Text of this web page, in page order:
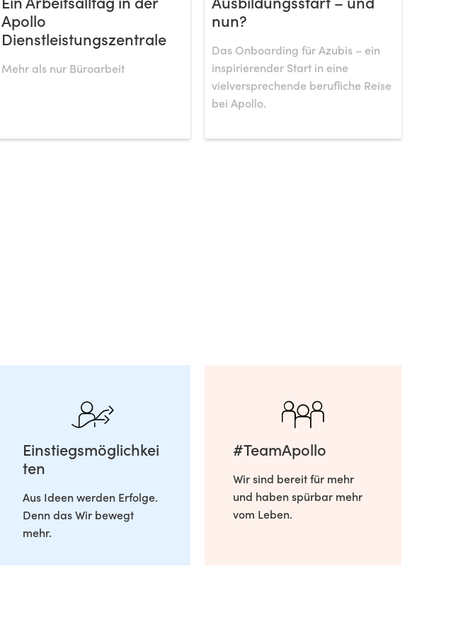
Ein Arbeitsalltag in der
Apollo
Dienstleistungszentrale
Mehr als nur Büroarbeit
Ausbildungsstart – und
nun?
Das Onboarding für Azubis – ein
inspirierender Start in eine
vielversprechende berufliche Reise
bei Apollo.
Einstiegsmöglichkei
ten
Aus Ideen werden Erfolge.
Denn das Wir bewegt
mehr.
#TeamApollo
Wir sind bereit für mehr
und haben spürbar mehr
vom Leben.